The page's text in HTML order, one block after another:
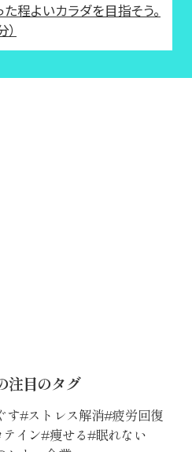
た程よいカラダを目指そう。
注目のタグ
す ストレス解消 疲労回復
イン 痩せる 眠れない